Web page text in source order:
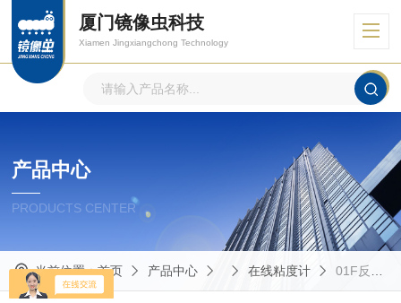
厦门镜像虫科技
Xiamen Jingxiangchong Technology
产品中心
PRODUCTS CENTER
当前位置：首页 产品中心 在线粘度计 01F反应釜在线粘度计